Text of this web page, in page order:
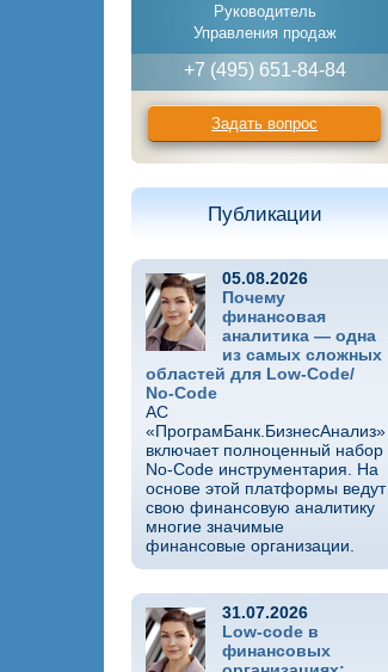
Руководитель
Управления продаж
+7 (495) 651-84-84
Задать вопрос
Публикации
05.08.2026
Почему
финансовая
аналитика — одна
из самых сложных
областей для Low-Code/
No-Code
АС
«ПрограмБанк.БизнесАнализ»
включает полноценный набор
No-Code инструментария. На
основе этой платформы ведут
свою финансовую аналитику
многие значимые
финансовые организации.
31.07.2026
Low-code в
финансовых